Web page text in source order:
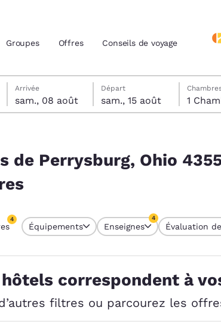
Latin America
Español
Groupes Offres Conseils de voyage
samedi 8 août
Arrivée
sam., 08 août
samedi 15 août
Départ
sam., 15 août
samedi 15 août date de départ sélectionnée
samedi 8 août date d’arrivée sélectionnée
de Perrysburg, Ohio
4
sélectionnés
Équipements Enseignes
4
Évaluation
correspondent à
filtres ou parcourez les